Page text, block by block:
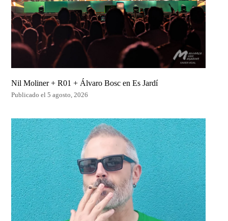
Nil Moliner + R01 + Álvaro Bosc en Es Jardí
Publicado el 5 agosto, 2026